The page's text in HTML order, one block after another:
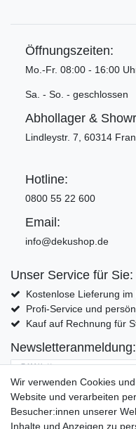
Öffnungszeiten:
Mo.-Fr. 08:00 - 16:00
Sa. - So. - geschlossen
Abhollager &
Lindleystr. 7, 60314
Hotline:
0800 55 22 600
Email:
info@dekushop.de
Unser Service für Sie:
Kostenlose Lieferung
Profi-Service und
Kauf auf Rechnung für
Newsletteranmeldung:
E-MAIL **
Hiermit bestätige ich, dass ich die
Einwilligung kann ich jederzeit
Wir verwenden Cookies
Website und verarbeiten
Besucher:innen unserer
Inhalte und Anzeigen zu